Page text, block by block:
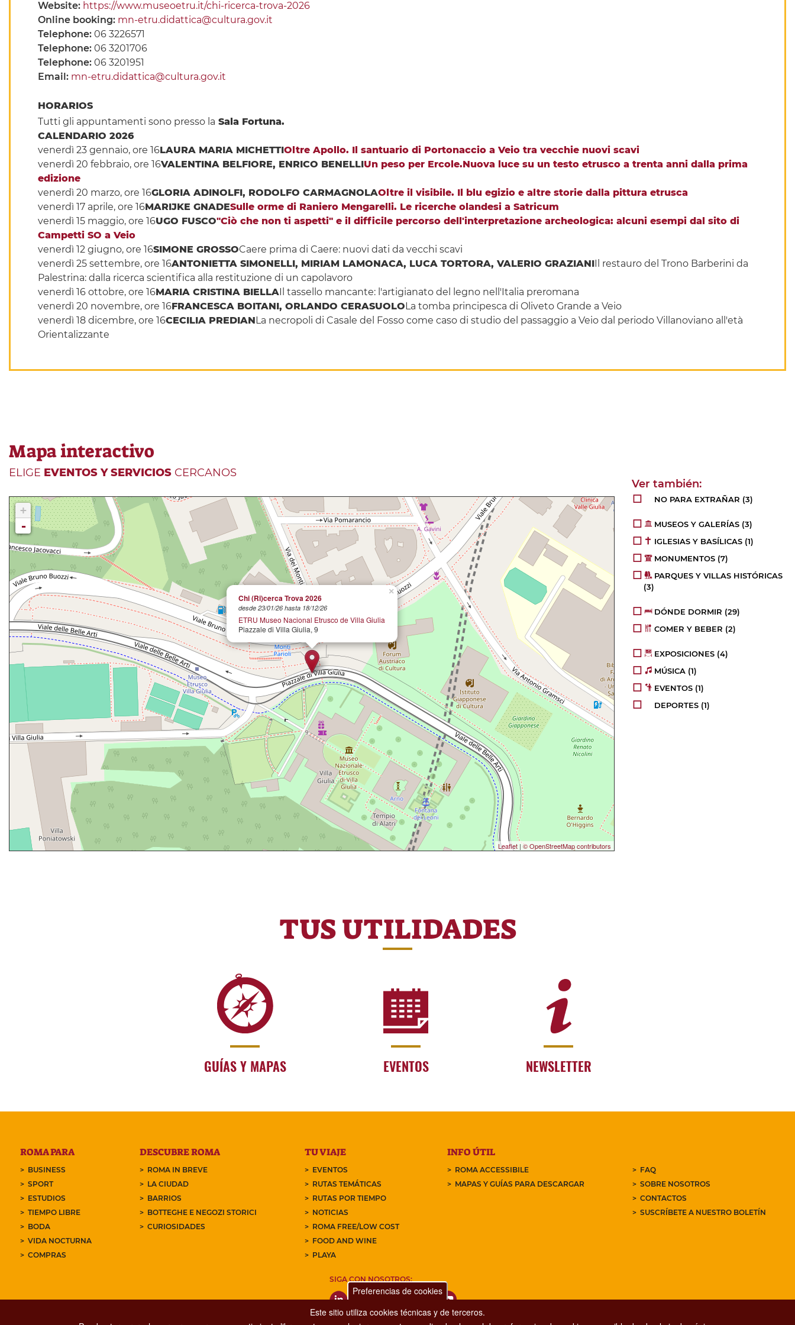
Website: https://www.museoetru.it/chi-ricerca-trova-2026
Online booking: mn-etru.didattica@cultura.gov.it
Telephone: 06 3226571
Telephone: 06 3201706
Telephone: 06 3201951
Email: mn-etru.didattica@cultura.gov.it
HORARIOS
Tutti gli appuntamenti sono presso la Sala Fortuna.
CALENDARIO 2026
venerdì 23 gennaio, ore 16LAURA MARIA MICHETTIOltre Apollo. Il santuario di Portonaccio a Veio tra vecchie nuovi scavi
venerdì 20 febbraio, ore 16VALENTINA BELFIORE, ENRICO BENELLIUn peso per Ercole.Nuova luce su un testo etrusco a trenta anni dalla prima
edizione
venerdì 20 marzo, ore 16GLORIA ADINOLFI, RODOLFO CARMAGNOLAOltre il visibile. Il blu egizio e altre storie dalla pittura etrusca
venerdì 17 aprile, ore 16MARIJKE GNADESulle orme di Raniero Mengarelli. Le ricerche olandesi a Satricum
venerdì 15 maggio, ore 16UGO FUSCO"Ciò che non ti aspetti" e il difficile percorso dell'interpretazione archeologica: alcuni esempi dal sito di
Campetti SO a Veio
venerdì 12 giugno, ore 16SIMONE GROSSOCaere prima di Caere: nuovi dati da vecchi scavi
venerdì 25 settembre, ore 16ANTONIETTA SIMONELLI, MIRIAM LAMONACA, LUCA TORTORA, VALERIO GRAZIANIIl restauro del Trono Barberini da
Palestrina: dalla ricerca scientifica alla restituzione di un capolavoro
venerdì 16 ottobre, ore 16MARIA CRISTINA BIELLAIl tassello mancante: l'artigianato del legno nell'Italia preromana
venerdì 20 novembre, ore 16FRANCESCA BOITANI, ORLANDO CERASUOLO La tomba principesca di Oliveto Grande a Veio
venerdì 18 dicembre, ore 16CECILIA PREDIAN La necropoli di Casale del Fosso come caso di studio del passaggio a Veio dal periodo Villanoviano all'età
Orientalizzante
Mapa interactivo
ELIGE EVENTOS Y SERVICIOS CERCANOS
×
Chi (Ri)cerca Trova 2026
desde 23/01/26 hasta 18/12/26
ETRU Museo Nacional Etrusco de Villa Giulia
Piazzale di Villa Giulia, 9
+
-
Leaflet |© OpenStreetMap contributors
NO PARA EXTRAÑAR (3)
MUSEOS Y GALERÍAS (3)
IGLESIAS Y BASÍLICAS (1)
MONUMENTOS (7)
PARQUES Y VILLAS HISTÓRICAS
(3)
DÓNDE DORMIR (29)
COMER Y BEBER (2)
EXPOSICIONES (4)
MÚSICA (1)
EVENTOS (1)
DEPORTES (1)
TUS UTILIDADES
GUÍAS Y MAPAS EVENTOS NEWSLETTER
ROMA PARA
BUSINESS
SPORT
ESTUDIOS
TIEMPO LIBRE
BODA
VIDA NOCTURNA
COMPRAS
DESCUBRE ROMA
ROMA IN BREVE
LA CIUDAD
BARRIOS
BOTTEGHE E NEGOZI STORICI
CURIOSIDADES
TU VIAJE
EVENTOS
RUTAS TEMÁTICAS
RUTAS POR TIEMPO
NOTICIAS
ROMA FREE/LOW COST
FOOD AND WINE
PLAYA
INFO ÚTIL
ROMA ACCESSIBILE
MAPAS Y GUÍAS PARA DESCARGAR
FAQ
SOBRE NOSOTROS
CONTACTOS
SUSCRÍBETE A NUESTRO BOLETÍN
SIGA CON NOSOTROS:
Preferencias de cookies
Este sitio utiliza cookies técnicas y de terceros.